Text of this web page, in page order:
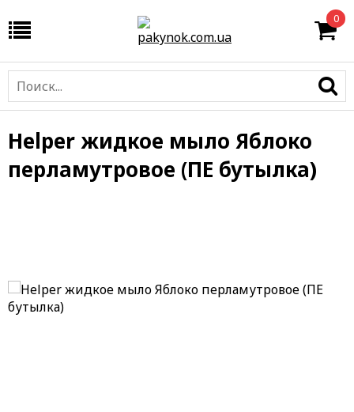
0
Helper жидкое мыло Яблоко
перламутровое (ПЕ бутылка)